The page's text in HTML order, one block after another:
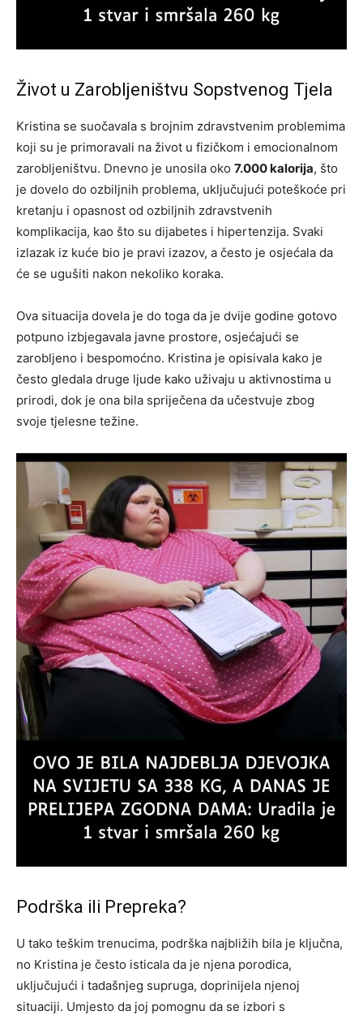
Život u Zarobljeništvu Sopstvenog Tjela
Kristina se suočavala s brojnim zdravstvenim problemima
koji su je primoravali na život u fizičkom i emocionalnom
zarobljeništvu. Dnevno je unosila oko 7.000 kalorija, što
je dovelo do ozbiljnih problema, uključujući poteškoće pri
kretanju i opasnost od ozbiljnih zdravstvenih
komplikacija, kao što su dijabetes i hipertenzija. Svaki
izlazak iz kuće bio je pravi izazov, a često je osjećala da
će se ugušiti nakon nekoliko koraka.
Ova situacija dovela je do toga da je dvije godine gotovo
potpuno izbjegavala javne prostore, osjećajući se
zarobljeno i bespomoćno. Kristina je opisivala kako je
često gledala druge ljude kako uživaju u aktivnostima u
prirodi, dok je ona bila spriječena da učestvuje zbog
svoje tjelesne težine.
Podrška ili Prepreka?
U tako teškim trenucima, podrška najbližih bila je ključna,
no Kristina je često isticala da je njena porodica,
uključujući i tadašnjeg supruga, doprinijela njenoj
situaciji. Umjesto da joj pomognu da se izbori s